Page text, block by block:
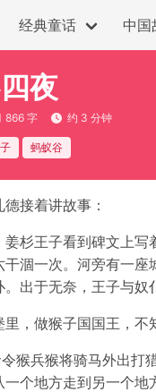
经典童话 中国
夜
866 字 约 3 分钟
蚂蚁谷
接着讲故事：
姜杉王子看到碑文上
涸一次。河旁有一
出于无奈，王子与奴
，做猴子国国王，不
令猴兵猴将骑马外出
一个地方走到另一个